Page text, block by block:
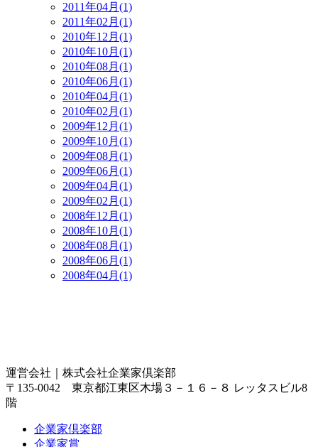
2011年04月(1)
2011年02月(1)
2010年12月(1)
2010年10月(1)
2010年08月(1)
2010年06月(1)
2010年04月(1)
2010年02月(1)
2009年12月(1)
2009年10月(1)
2009年08月(1)
2009年06月(1)
2009年04月(1)
2009年02月(1)
2008年12月(1)
2008年10月(1)
2008年08月(1)
2008年06月(1)
2008年04月(1)
運営会社｜ 株式会社企業家倶楽部
〒135-0042 東京都江東区木場３－１６－８ レッタスビル8
階
企業家倶楽部
企業家賞